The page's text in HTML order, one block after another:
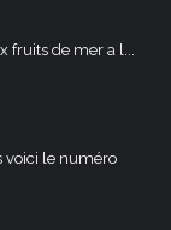
fruits de mer a l...
voici le numéro